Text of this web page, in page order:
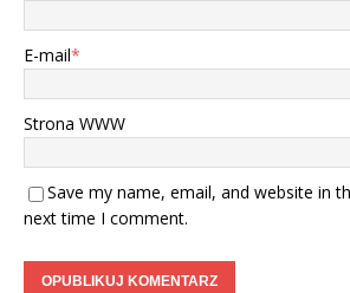
E-mail*
Strona WWW
Save my name, email, and website in
next time I comment.